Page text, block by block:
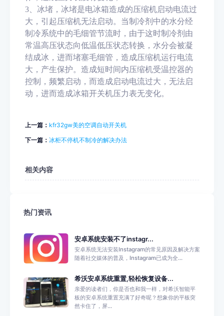
3、冰堵，冰堵是电冰箱造成的压缩机启动电流过
大，引起压缩机无法启动。当制冷剂中的水分经
制冷系统中的毛细管节流时，由于这时制冷剂由
常温高压状态向低温低压状态转换，水分会被凝
结成冰，进而堵塞毛细管，造成压缩机运行电流
大，产生保护。造成短时间内压缩机受温控器的
控制，频繁启动，而造成启动电流过大，无法启
动，进而造成冰箱开关机压力表无变化。
上一篇： kfr32gw美的空调自动开关机
下一篇： 冰柜不停机不制冷的解决办法
相关内容
热门资讯
安卓系统安装不了instagr...
安卓系统无法安装Instagram的常见原因及解决方案
随着社交媒体的普及，Instagram已成为全...
希沃安卓系统重置,轻松恢复设备...
亲爱的读者们，你是否也和我一样，对希沃智能平
板的安卓系统重置充满了好奇呢？想象你的平板突
然卡住了，屏...